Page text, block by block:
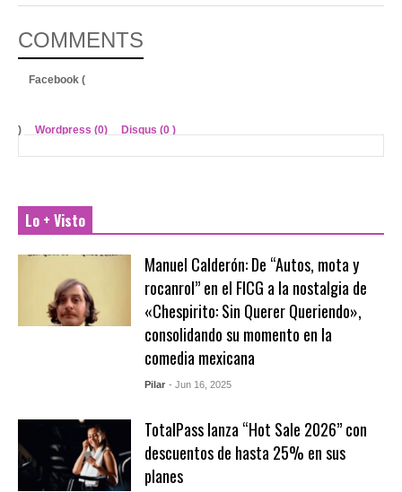
COMMENTS
Facebook (
) Wordpress (0) Disqus (0 )
Lo + Visto
Manuel Calderón: De “Autos, mota y
rocanrol” en el FICG a la nostalgia de
«Chespirito: Sin Querer Queriendo»,
consolidando su momento en la
comedia mexicana
Pilar - Jun 16, 2025
TotalPass lanza “Hot Sale 2026” con
descuentos de hasta 25% en sus
planes